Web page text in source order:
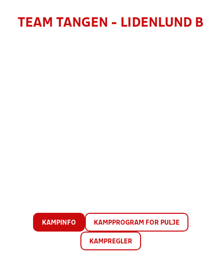
TEAM TANGEN - LIDENLUND B
KAMPINFO KAMPPROGRAM FOR PULJE
KAMPREGLER